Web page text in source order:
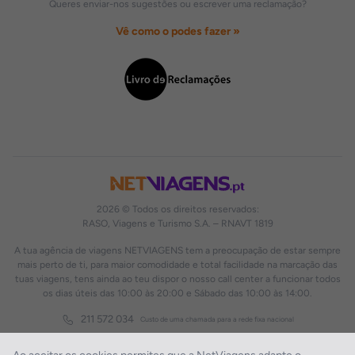
2026 © Todos os direitos reservados:
RASO, Viagens e Turismo S.A. – RNAVT 1819
A tua agência de viagens NETVIAGENS tem a preocupação de estar sempre
mais perto de ti, para maior comodidade e total facilidade na marcação das
tuas viagens, tens ainda ao teu dispor o nosso call center a funcionar todos
os dias úteis das 10:00 às 20:00 e Sábado das 10:00 às 14:00.
211 572 034 Custo de uma chamada para a rede fixa nacional
Queres enviar-nos sugestões ou escrever uma reclamação?
Vê como o podes fazer »